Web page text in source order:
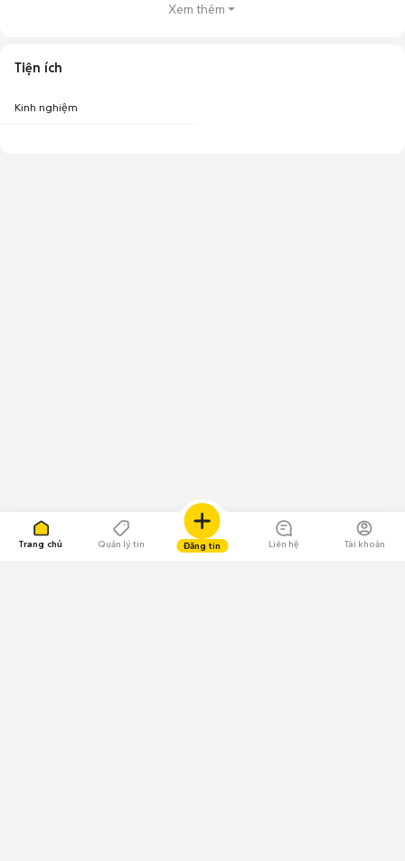
Trang chủ Quản lý tin Đăng tin Liên hệ Tài khoản
Xem thêm
Tiện ích
Kinh nghiệm